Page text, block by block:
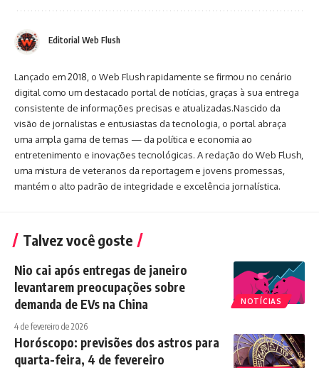
Editorial Web Flush
Lançado em 2018, o Web Flush rapidamente se firmou no cenário
digital como um destacado portal de notícias, graças à sua entrega
consistente de informações precisas e atualizadas.Nascido da
visão de jornalistas e entusiastas da tecnologia, o portal abraça
uma ampla gama de temas — da política e economia ao
entretenimento e inovações tecnológicas. A redação do Web Flush,
uma mistura de veteranos da reportagem e jovens promessas,
mantém o alto padrão de integridade e excelência jornalística.
Talvez você goste
NOTÍCIAS
Nio cai após entregas de janeiro
levantarem preocupações sobre
demanda de EVs na China
4 de fevereiro de 2026
Horóscopo: previsões dos astros para
quarta-feira, 4 de fevereiro